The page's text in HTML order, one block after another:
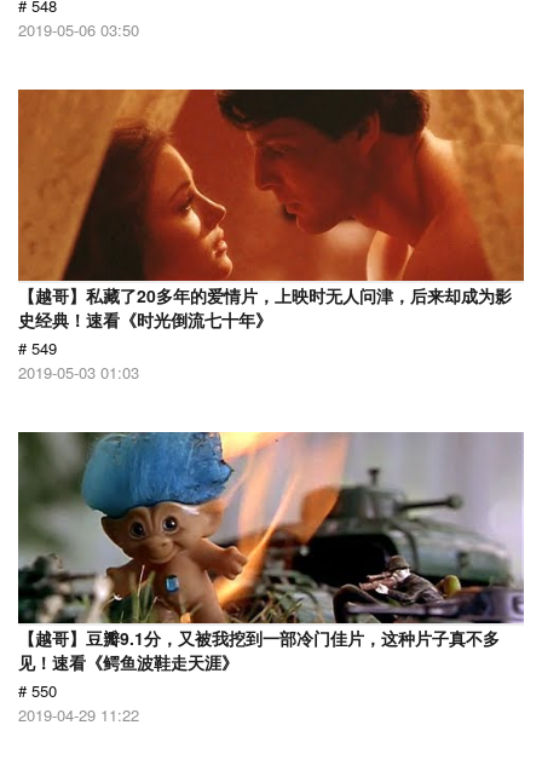
# 548
2019-05-06 03:50
【越哥】私藏了20多年的爱情片，上映时无人问津，后来却成为影
史经典！速看《时光倒流七十年》
# 549
2019-05-03 01:03
【越哥】豆瓣9.1分，又被我挖到一部冷门佳片，这种片子真不多
见！速看《鳄鱼波鞋走天涯》
# 550
2019-04-29 11:22